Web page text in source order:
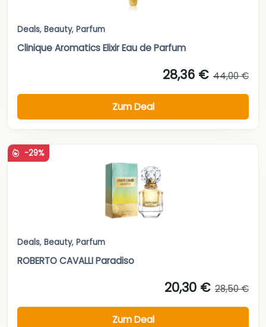
Deals, Beauty, Parfum
Clinique Aromatics Elixir Eau de Parfum
28,36 € 44,00 €
Zum Deal
-29%
Deals, Beauty, Parfum
ROBERTO CAVALLI Paradiso
20,30 € 28,50 €
Zum Deal